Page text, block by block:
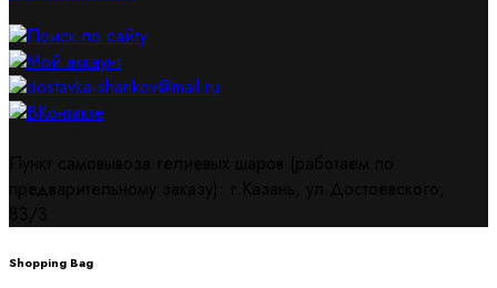
Поиск по сайту
Мой аккаунт
dostavka-sharikov@mail.ru
ВКонтакте
Shopping Bag